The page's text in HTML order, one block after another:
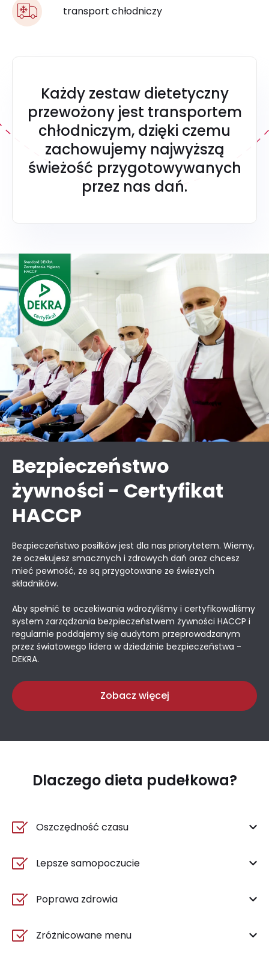
transport chłodniczy
Każdy zestaw dietetyczny
przewożony jest transportem
chłodniczym, dzięki czemu
zachowujemy najwyższą
świeżość przygotowywanych
przez nas dań.
Bezpieczeństwo
żywności - Certyfikat
HACCP
Bezpieczeństwo posiłków jest dla nas priorytetem. Wiemy,
że oczekujesz smacznych i zdrowych dań oraz chcesz
mieć pewność, że są przygotowane ze świeżych
składników.
Aby spełnić te oczekiwania wdrożyliśmy i certyfikowaliśmy
system zarządzania bezpieczeństwem żywności HACCP i
regularnie poddajemy się audytom przeprowadzanym
przez światowego lidera w dziedzinie bezpieczeństwa -
DEKRA.
Zobacz więcej
Dlaczego dieta pudełkowa?
Oszczędność czasu
Lepsze samopoczucie
Poprawa zdrowia
Zróżnicowane menu